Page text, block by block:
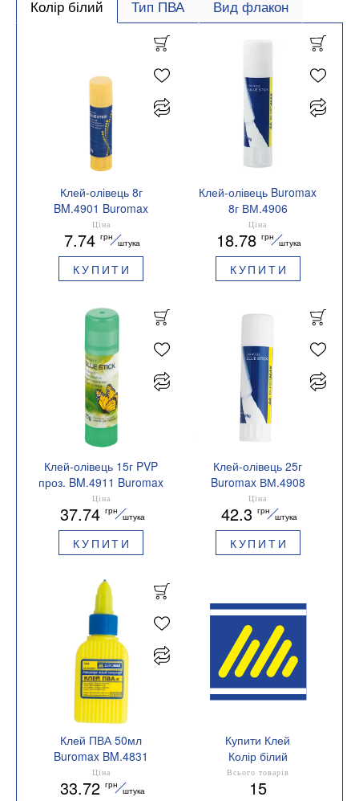
Колір білий Тип ПВА Вид флакон
Клей-олівець 8г
BM.4901 Buromax
Ціна
7.74 грн
штука
КУПИТИ
Клей-олівець Buromax
8г ВМ.4906
Ціна
18.78 грн
штука
КУПИТИ
Клей-олівець 15г PVP
проз. BM.4911 Buromax
Ціна
37.74 грн
штука
КУПИТИ
Клей-олівець 25г
Buromax ВМ.4908
Ціна
42.3 грн
штука
КУПИТИ
Клей ПВА 50мл
Buromax BM.4831
Ціна
33.72 грн
штука
Купити Клей
Колір білий
Всього товарів
15